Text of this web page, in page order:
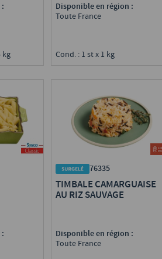
kg
Disponible en région :
Toute France
Cond. : 1 st x 1 kg
76335
TIMBALE CAMARGUAISE
AU RIZ SAUVAGE
Disponible en région :
Toute France